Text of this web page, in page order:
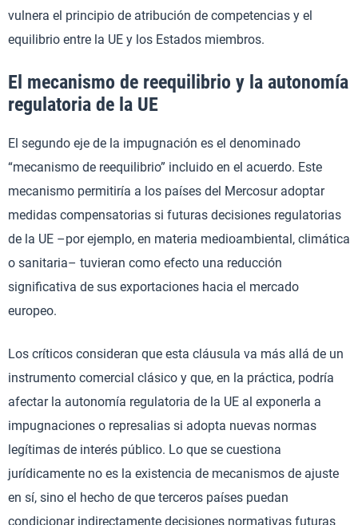
vulnera el principio de atribución de competencias y el
equilibrio entre la UE y los Estados miembros.
El mecanismo de reequilibrio y la autonomía
regulatoria de la UE
El segundo eje de la impugnación es el denominado
“mecanismo de reequilibrio” incluido en el acuerdo. Este
mecanismo permitiría a los países del Mercosur adoptar
medidas compensatorias si futuras decisiones regulatorias
de la UE –por ejemplo, en materia medioambiental, climática
o sanitaria– tuvieran como efecto una reducción
significativa de sus exportaciones hacia el mercado
europeo.
Los críticos consideran que esta cláusula va más allá de un
instrumento comercial clásico y que, en la práctica, podría
afectar la autonomía regulatoria de la UE al exponerla a
impugnaciones o represalias si adopta nuevas normas
legítimas de interés público. Lo que se cuestiona
jurídicamente no es la existencia de mecanismos de ajuste
en sí, sino el hecho de que terceros países puedan
condicionar indirectamente decisiones normativas futuras